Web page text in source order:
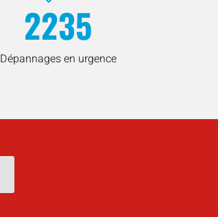
2235
Dépannages en urgence